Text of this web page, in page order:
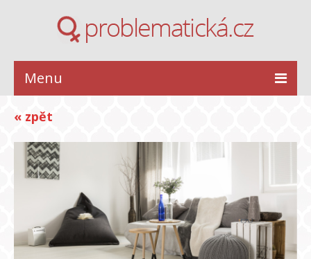
Menu
KRÁSA
STYL
INSPIRACE
VZTAHY
« zpět